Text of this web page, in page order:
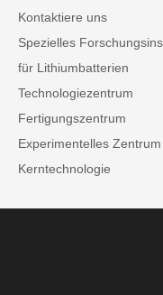
Kontaktiere uns
Spezielles
für Lithiumbatterien
Technologiezentrum
Fertigungszentrum
Experimentelles Zentrum
Kerntechnologie